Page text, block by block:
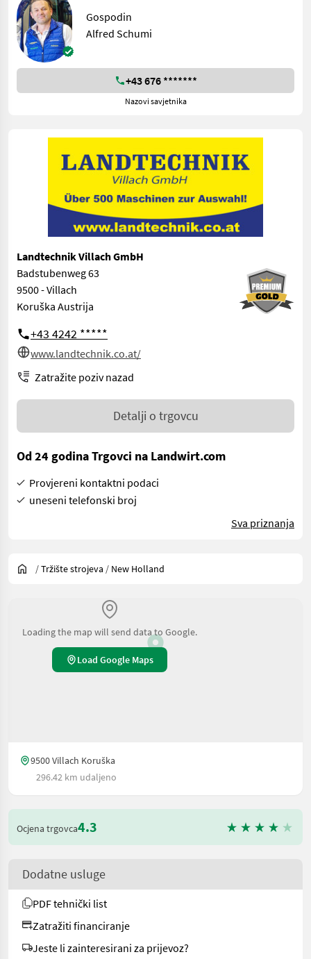
Gospodin
Alfred Schumi
+43 676 *******
Nazovi savjetnika
Landtechnik Villach GmbH
Badstubenweg 63
9500 - Villach
Koruška Austrija
+43 4242 *****
www.landtechnik.co.at/
Zatražite poziv nazad
Detalji o trgovcu
Od 24 godina Trgovci na Landwirt.com
Provjereni kontaktni podaci
uneseni telefonski broj
Sva priznanja
/Tržište strojeva / New Holland
Loading the map will send data to Google.
Load Google Maps
9500 Villach Koruška
296.42 km udaljeno
Ocjena trgovca4.3
Dodatne usluge
PDF tehnički list
Zatražiti financiranje
Jeste li zainteresirani za prijevoz?